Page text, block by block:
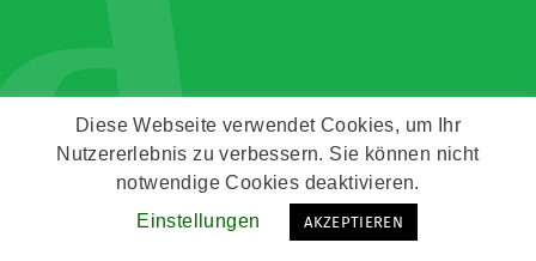
Copyright © Zeitz Franko Zeitz
Kontakt Impressum Datenschutz
Diese Webseite verwendet Cookies, um Ihr
Nutzererlebnis zu verbessern. Sie können nicht
notwendige Cookies deaktivieren.
Einstellungen
AKZEPTIEREN